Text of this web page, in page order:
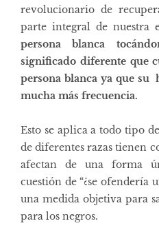
revolucionario de
parte integral de nuestra
persona blanca
significado diferente que
persona blanca ya que su
mucha más frecuencia.
Esto se aplica a todo tipo
de diferentes razas tienen
afectan de una forma
cuestión de “¿se ofendería
una medida objetiva para
para los negros.